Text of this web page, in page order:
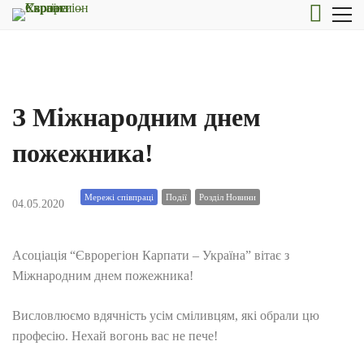
З Міжнародним днем
пожежника!
04.05.2020
Мережі співпраці Події Розділ Новини
Асоціація “Єврорегіон Карпати – Україна” вітає з
Міжнародним днем пожежника!
Висловлюємо вдячність усім сміливцям, які обрали цю
професію. Нехай вогонь вас не пече!